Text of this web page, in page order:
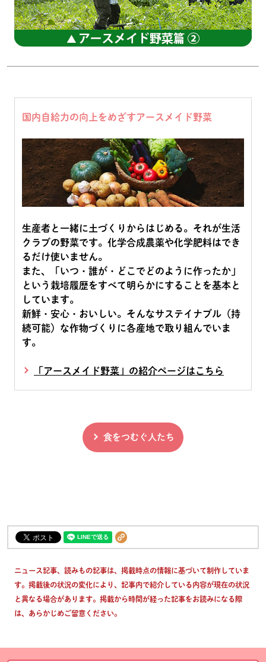
国内自給力の向上をめざすアースメイド野菜
生産者と一緒に土づくりからはじめる。それが生活
クラブの野菜です。化学合成農薬や化学肥料はでき
るだけ使いません。
また、「いつ・誰が・どこでどのように作ったか」
という栽培履歴をすべて明らかにすることを基本と
しています。
新鮮・安心・おいしい。そんなサステイナブル（持
続可能）な作物づくりに各産地で取り組んでいま
す。
「アースメイド野菜」の紹介ページはこちら
食をつむぐ人たち
ニュース記事、読みもの記事は、掲載時点の情報に基づいて制作していま
す。掲載後の状況の変化により、記事内で紹介している内容が現在の状況
と異なる場合があります。掲載から時間が経った記事をお読みになる際
は、あらかじめご留意ください。